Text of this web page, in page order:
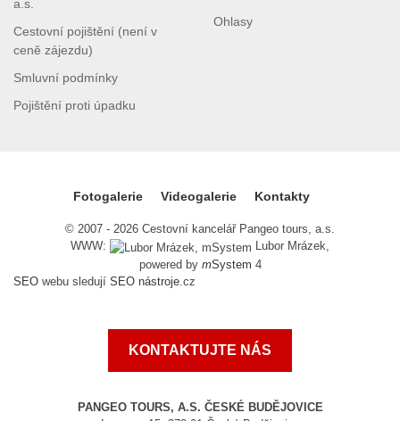
a.s.
Cestovní pojištění (není v
ceně zájezdu)
Smluvní podmínky
Pojištění proti úpadku
Ohlasy
Fotogalerie Videogalerie Kontakty
© 2007 - 2026 Cestovní kancelář Pangeo tours, a.s.
WWW:
Lubor Mrázek,
powered by mSystem 4
SEO webu sledují SEO nástroje .cz
KONTAKTUJTE NÁS
PANGEO TOURS, A.S. ČESKÉ BUDĚJOVICE